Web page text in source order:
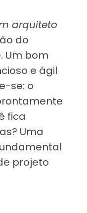
arquiteto
do
Um bom
e ágil
se: o
fica
Uma
projeto